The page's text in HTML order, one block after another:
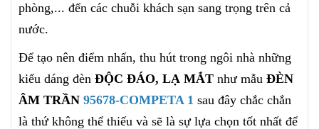
phòng,... đến các chuỗi khách sạn sang trọng trên cả
nước.
Để tạo nên điểm nhấn, thu hút trong ngôi nhà những
kiểu dáng đèn ĐỘC ĐÁO, LẠ MẮT như mẫu ĐÈN
ÂM TRẦN 95678-COMPETA 1 sau đây chắc chắn
là thứ không thể thiếu và sẽ là sự lựa chọn tốt nhất để